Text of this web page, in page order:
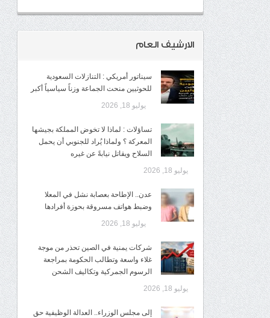
الارشيف العام
سيناتور أمريكي : التنازلات السعودية
للحوثيين منحت الجماعة وزناً سياسياً أكبر
يوليو 18, 2026
تساؤلات : لماذا لا تخوض المملكة بجيشها
المعركة ؟ ولماذا يُراد للجنوبي أن يحمل
السلاح ويقاتل نيابةً عن غيره
يوليو 18, 2026
عدن.. الإطاحة بعصابة نشل في المعلا
وضبط هواتف مسروقة بحوزة أفرادها
يوليو 18, 2026
شركات يمنية في الصين تحذر من موجة
غلاء واسعة وتطالب الحكومة بمراجعة
الرسوم الجمركية وتكاليف الشحن
يوليو 18, 2026
إلى مجلس الوزراء.. العدالة الوظيفية حق